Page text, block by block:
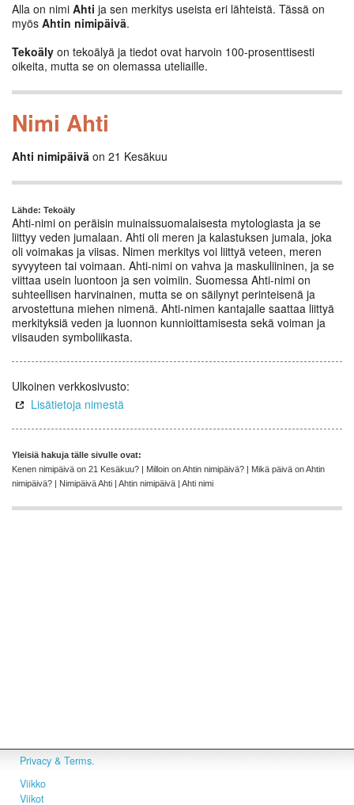
Alla on nimi Ahti ja sen merkitys useista eri lähteistä. Tässä on
myös Ahtin nimipäivä.
Tekoäly on tekoälyä ja tiedot ovat harvoin 100-prosenttisesti
oikeita, mutta se on olemassa uteliaille.
Nimi Ahti
Ahti nimipäivä on 21 Kesäkuu
Lähde: Tekoäly
Ahti-nimi on peräisin muinaissuomalaisesta mytologiasta ja se
liittyy veden jumalaan. Ahti oli meren ja kalastuksen jumala, joka
oli voimakas ja viisas. Nimen merkitys voi liittyä veteen, meren
syvyyteen tai voimaan. Ahti-nimi on vahva ja maskuliininen, ja se
viittaa usein luontoon ja sen voimiin. Suomessa Ahti-nimi on
suhteellisen harvinainen, mutta se on säilynyt perinteisenä ja
arvostettuna miehen nimenä. Ahti-nimen kantajalle saattaa liittyä
merkityksiä veden ja luonnon kunnioittamisesta sekä voiman ja
viisauden symboliikasta.
Ulkoinen verkkosivusto:
Lisätietoja nimestä
Yleisiä hakuja tälle sivulle ovat:
Kenen nimipäivä on 21 Kesäkuu? | Milloin on Ahtin nimipäivä? | Mikä päivä on Ahtin
nimipäivä? | Nimipäivä Ahti | Ahtin nimipäivä | Ahti nimi
Privacy & Terms.
Viikko
Viikot